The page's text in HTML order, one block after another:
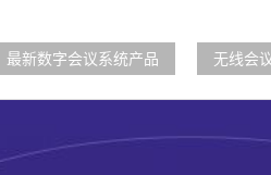
最新数字会议系统产品 无线会